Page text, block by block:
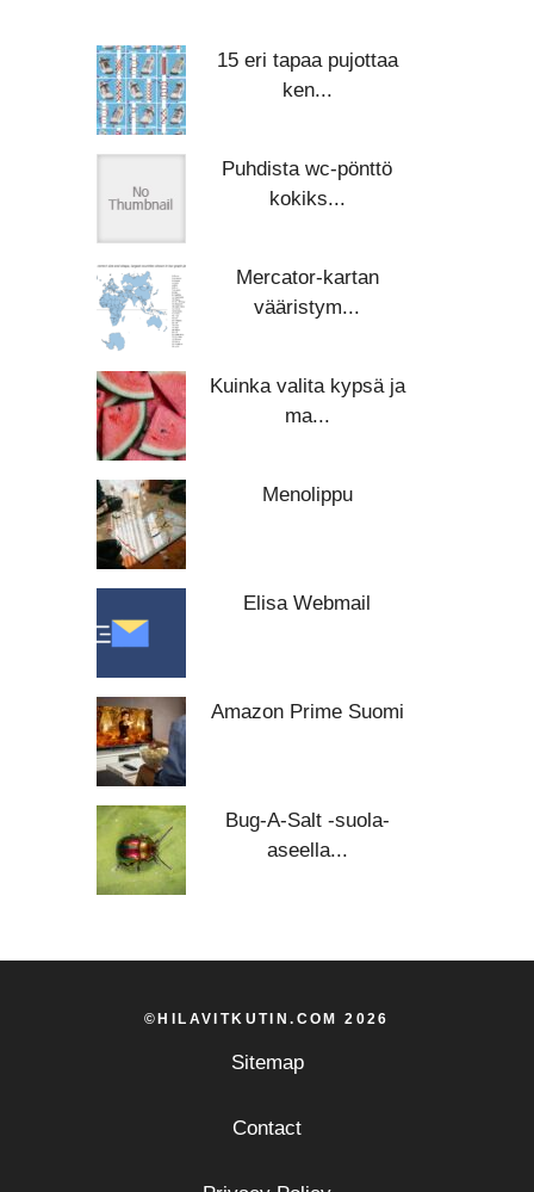
15 eri tapaa pujottaa
ken...
Puhdista wc-pönttö
kokiks...
Mercator-kartan
vääristym...
Kuinka valita kypsä ja
ma...
Menolippu
Elisa Webmail
Amazon Prime Suomi
Bug-A-Salt -suola-
aseella...
©HILAVITKUTIN.COM 2026
Sitemap
Contact